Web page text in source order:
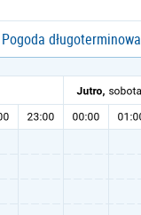
Pogoda długoterminowa